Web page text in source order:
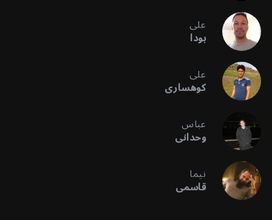
علی
بودا
علی
کوهساری
عباس
وحدانی
نیما
قاسمی